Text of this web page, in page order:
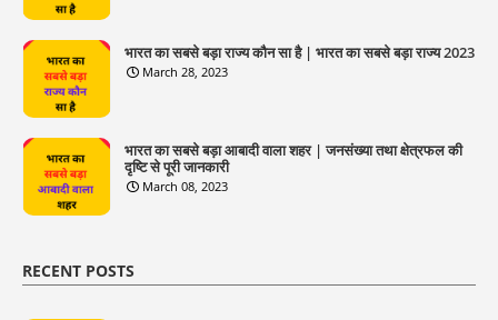
भारत का सबसे बड़ा राज्य कौन सा है | भारत का सबसे बड़ा राज्य 2023
March 28, 2023
भारत का सबसे बड़ा आबादी वाला शहर | जनसंख्या तथा क्षेत्रफल की
दृष्टि से पूरी जानकारी
March 08, 2023
RECENT POSTS